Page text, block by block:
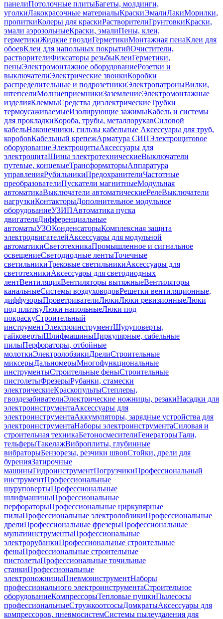
панелиПотолочные плитыБагеты, молдинги,
уголкиЛакокрасочные материалыКраскиЭмалиЛакиМорилки,
пропиткиКолеры для краскиРастворителиГрунтовкиКраски,
эмали аэрозольныеКраски, эмалиПены, клеи,
герметикиЖидкие гвоздиГерметикиМонтажная пенаКлеи для
обоевКлеи для напольных покрытийОчистители,
растворителиФиксаторы резьбыКлеиГерметики,
пеныЭлектромонтажное оборудованиеРозетки и
выключателиЭлектрические звонкиКоробки
распределительные и подрозетникиЭлектропатроныВилки,
штепселиМолниеприемникиЗаземлениеЭлектромонтажные
изделияКлеммыСредства диэлектрическиеТрубки
термоусаживаемыеИзолирующие зажимыКабель и системы
для прокладкиКороба, трубы, металлорукавСиловой
кабельНаконечники, гильзы кабельные Аксессуары для труб,
коробовКабельный крепежАрматура СИПЭлектрощитовое
оборудованиеЭлектрощитыАксессуары для
электрощитаШины электротехническиеВыключатели
путевые, концевыеТрансформаторыАппаратура
управленияРубильникиПредохранителиЧастотные
преобразователиПускатели магнитныеМодульная
автоматикаВыключатели автоматическиеРелеВыключатели
нагрузкиКонтакторыДополнительное модульное
оборудованиеУЗИПАвтоматика пуска
двигателяДифференциальные
автоматыУЗОКонденсаторыКомплексная защита
электродвигателейАксессуары для модульной
автоматикиСветотехникаПромышленное и сигнальное
освещениеСветодиодные лентыТочечные
светильникиТрековые светильникиАксессуары для
светотехникиАксессуары для светодиодных
лентВентиляцияВентиляторы вытяжныеВентиляторы
канальныеСистемы воздуховодовРешетки вентиляционные,
диффузорыПроветривателиЛюкиЛюки ревизионныеЛюки
под плиткуЛюки напольныеЛюки под
покраскуСтроительный
инструментЭлектроинструментШуруповерты,
гайковертыШлифмашиныЦиркулярные, сабельные
пилыПерфораторы, отбойные
молоткиЭлектролобзикиДрелиСтроительные
миксерыДальномерыМногофункциональные
инструментыСтроительные феныСтроительные
пистолетыФрезерыРубанки, стамески
электрическиеКраскопультыСтеплеры,
гвоздезабивателиЭлектрические ножницы, резакиНасадки для
электроинструментаАксессуары для
электроинструментаАккумуляторы, зарядные устройства для
электроинструментаНаборы электроинструментаСиловая и
строительная техникаБетоносмесителиГенераторыТали,
тельферыТакелажВиброплиты, глубинные
вибраторыБензорезы, резчики швовСтойки, дрели для
буренияЗатирочные
машиныГидроинструментПогрузчикиПрофессиональный
инструментПрофессиональные
шуруповертыПрофессиональные
шлифмашиныПрофессиональные
перфораторыПрофессиональные циркулярные
пилыПрофессиональные электролобзикиПрофессиональные
дрелиПрофессиональные фрезерыПрофессиональные
мультиинструментыПрофессиональные
электрорубанкиПрофессиональные строительные
феныПрофессиональные строительные
пистолетыПрофессиональные точильные
станкиПрофессиональные
электроножницыПневмоинструментНаборы
профессионального электроинструментаСтроительное
оборудованиеКомпрессорыТепловые пушкиПылесосы
профессиональныеСтружкоотсосыДомкратыАксессуары для
компрессоров, пневмосистемСистемы пылеудаления для